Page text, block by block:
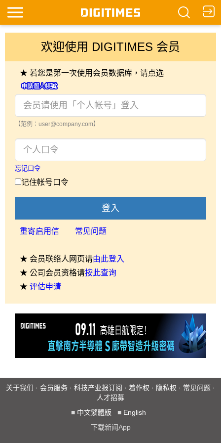
欢迎使用 DIGITIMES 会员
★ 若您是第一次使用会员数据库，请点选
【范例：user@company.com】
忘记口令
记住帐号口令
登入
重寄启用信 常见问题
★ 会员联络人网页请由此登入
★ 公司会员资格请按此查询
★ 评估申请
关于我们 · 会员服务 · 科技产业报订阅 · 着作权 · 隐私权 · 常见问题 ·
人才招募
■ 中文繁體版 ■ English
下载新闻App